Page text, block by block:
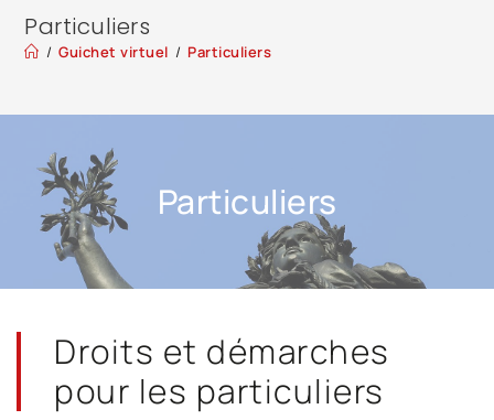
Particuliers
/ Guichet virtuel / Particuliers
Particuliers
Droits et démarches
pour les particuliers